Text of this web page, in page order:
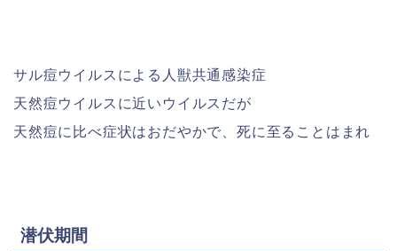
サル痘ウイルスによる人獣共通感染症
天然痘ウイルスに近いウイルスだが
天然痘に比べ症状はおだやかで、死に至ることはまれ
潜伏期間